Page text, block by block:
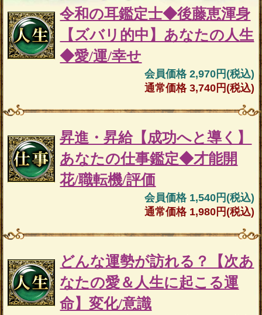
令和の耳鑑定士◆後藤恵渾身
【ズバリ的中】あなたの人生
◆愛/運/幸せ
会員価格 2,970円(税込)
通常価格 3,740円(税込)
昇進・昇給【成功へと導く】
あなたの仕事鑑定◆才能開
花/職転機/評価
会員価格 1,540円(税込)
通常価格 1,980円(税込)
どんな運勢が訪れる？【次あ
なたの愛＆人生に起こる運
命】変化/意識